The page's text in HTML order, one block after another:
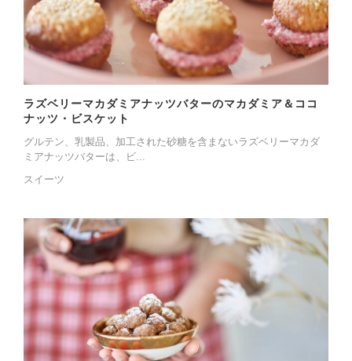
ラズベリーマカダミアナッツバターのマカダミア＆ココ
ナッツ・ビスケット
グルテン、乳製品、加工された砂糖を含まないラズベリーマカダ
ミアナッツバターは、ビ...
スイーツ